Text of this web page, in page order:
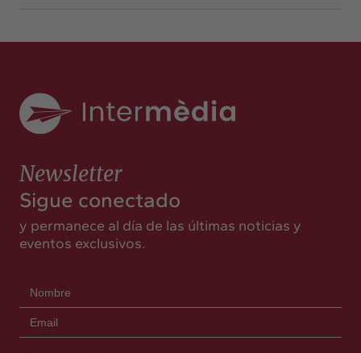
Newsletter
Sigue conectado
y permanece al día de las últimas noticias y
eventos exclusivos.